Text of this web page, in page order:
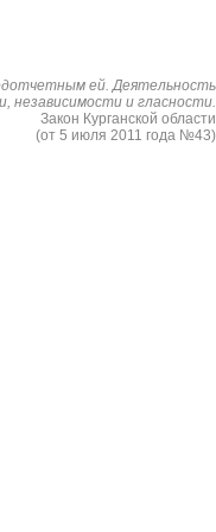
ей. Деятельность
независимости и гласности.
Закон Курганской области
(от 5 июля 2011 года №43)